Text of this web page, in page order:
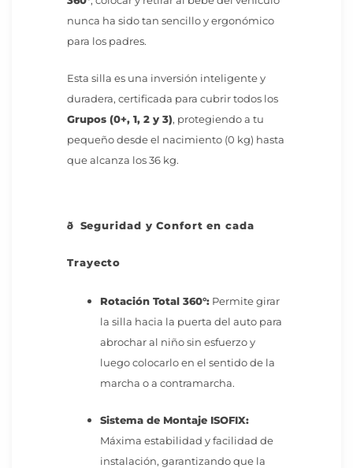
nunca ha sido tan sencillo y ergonómico
para los padres.
Esta silla es una inversión inteligente y
duradera, certificada para cubrir todos los
Grupos (0+, 1, 2 y 3), protegiendo a tu
pequeño desde el nacimiento (0 kg) hasta
que alcanza los 36 kg.
ð Seguridad y Confort en cada
Trayecto
Rotación Total 360°: Permite girar
la silla hacia la puerta del auto para
abrochar al niño sin esfuerzo y
luego colocarlo en el sentido de la
marcha o a contramarcha.
Sistema de Montaje ISOFIX:
Máxima estabilidad y facilidad de
instalación, garantizando que la